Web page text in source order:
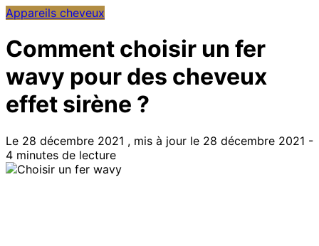
Appareils cheveux
Comment choisir un fer
wavy pour des cheveux
effet sirène ?
Le 28 décembre 2021 , mis à jour le 28 décembre 2021 -
4 minutes de lecture